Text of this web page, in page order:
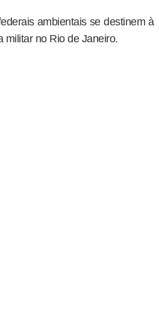
ambientais se destinem à
militar no Rio de Janeiro.